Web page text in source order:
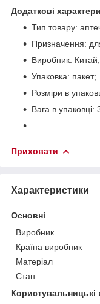
Додаткові
Тип товару:
Призначення:
Виробник: Китай;
Упаковка: пакет;
Розміри в
Вага в упаковці:
Приховати
Характеристики
Основні
Виробник
Країна виробник
Матеріал
Стан
Користувальницькі